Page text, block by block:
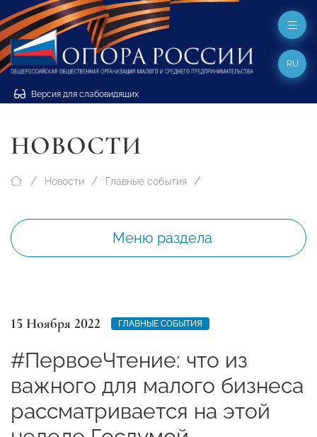
Версия для слабовидящих
RU
НОВОСТИ
Новости Главные события
Меню раздела
15 Ноября 2022 ГЛАВНЫЕ СОБЫТИЯ
#ПервоеЧтение: что из
важного для малого бизнеса
рассматривается на этой